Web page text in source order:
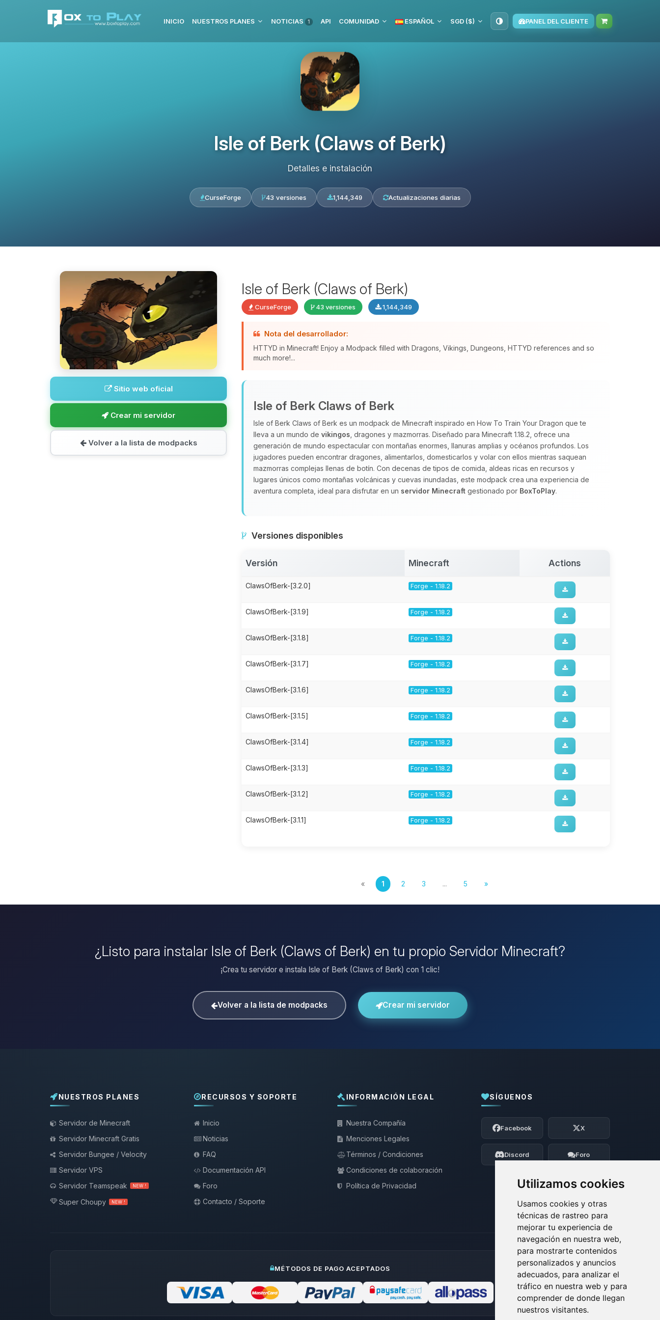
Utilizamos cookies
Usamos cookies y otras
técnicas de rastreo para
mejorar tu experiencia de
navegación en nuestra web,
para mostrarte contenidos
personalizados y anuncios
adecuados, para analizar el
tráfico en nuestra web y para
comprender de donde llegan
nuestros visitantes.
INICIO NUESTROS PLANES NOTICIAS 1 API COMUNIDAD ESPAÑOL SGD ($) PANEL DEL CLIENTE
Isle of Berk (Claws of Berk)
Detalles e instalación
CurseForge 43 versiones 1,144,349 Actualizaciones diarias
Sitio web oficial
Crear mi servidor
Volver a la lista de modpacks
Isle of Berk (Claws of Berk)
CurseForge 43 versiones 1,144,349
Nota del desarrollador:
HTTYD in Minecraft! Enjoy a Modpack filled with Dragons, Vikings, Dungeons, HTTYD references and so
much more!...
Isle of Berk Claws of Berk
Isle of Berk Claws of Berk es un modpack de Minecraft inspirado en How To Train Your Dragon que te
lleva a un mundo de vikingos , dragones y mazmorras. Diseñado para Minecraft 1.18.2, ofrece una
generación de mundo espectacular con montañas enormes, llanuras amplias y océanos profundos. Los
jugadores pueden encontrar dragones, alimentarlos, domesticarlos y volar con ellos mientras saquean
mazmorras complejas llenas de botín. Con decenas de tipos de comida, aldeas ricas en recursos y
lugares únicos como montañas volcánicas y cuevas inundadas, este modpack crea una experiencia de
aventura completa, ideal para disfrutar en un servidor Minecraft gestionado por BoxToPlay.
Versiones disponibles
Versión Minecraft Actions
ClawsOfBerk-[3.2.0] Forge - 1.18.2
ClawsOfBerk-[3.1.9] Forge - 1.18.2
ClawsOfBerk-[3.1.8] Forge - 1.18.2
ClawsOfBerk-[3.1.7] Forge - 1.18.2
ClawsOfBerk-[3.1.6] Forge - 1.18.2
ClawsOfBerk-[3.1.5] Forge - 1.18.2
ClawsOfBerk-[3.1.4] Forge - 1.18.2
ClawsOfBerk-[3.1.3] Forge - 1.18.2
ClawsOfBerk-[3.1.2] Forge - 1.18.2
ClawsOfBerk-[3.1.1] Forge - 1.18.2
« 1 2 3 ... 5 »
¿Listo para instalar Isle of Berk (Claws of Berk) en tu propio Servidor Minecraft?
¡Crea tu servidor e instala Isle of Berk (Claws of Berk) con 1 clic!
Volver a la lista de modpacks Crear mi servidor
NUESTROS PLANES
Servidor de Minecraft
Servidor Minecraft Gratis
Servidor Bungee / Velocity
Servidor VPS
Servidor Teamspeak
NEW !
Super Choupy NEW !
RECURSOS Y SOPORTE
Inicio
Noticias
FAQ
Documentación API
Foro
Contacto / Soporte
INFORMACIÓN LEGAL
Nuestra Compañía
Menciones Legales
Términos / Condiciones
Condiciones de colaboración
Política de Privacidad
SÍGUENOS
Facebook X
Discord Foro
MÉTODOS DE PAGO ACEPTADOS
Yupi, por fin alguien con quien hablar!
Soy Choupy, tu pequeno asistente de
BoxToPlay. Cuentame que necesitas y
moveré mis pequenos circuitos para
ayudarte.
06/08/2026 22:57